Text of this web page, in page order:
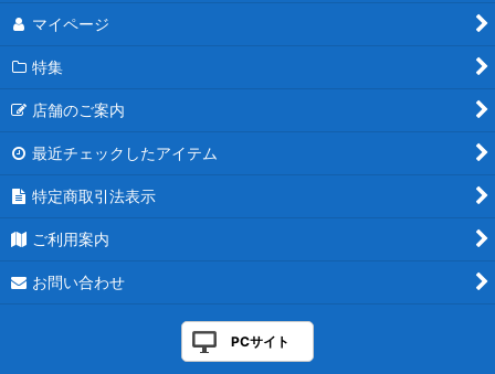
ボート用洗剤の選び方＆使い方
リッシュ”
SEAFLO(シーフロ）《正規販売店》
ステインリムーバー特集
ソルトオフ（塩分除去腐食防止剤）
正しい係船ロープ選び
船速アップ 船底塗料剥離 アクアストリップ 施工方法につ
マイページ
特集
店舗のご案内
最近チェックしたアイテム
特定商取引法表示
ご利用案内
お問い合わせ
PCサイト